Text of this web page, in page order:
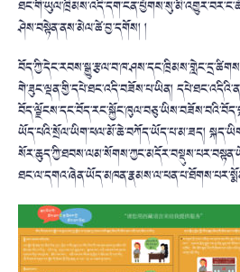
ཤེས་བསྟེན་ནས་མེལ་ཚེ་བྱ་དགོས། །
གེ་ཟུང་ལྡན་གྱི་དཔེ་ཐང་འདི་བཟོས་པ་ཡིན།
ཡོད་པའི་སྲོལ་ཡིག་ཕལ་མོ་ཆེ་བཀོད་ཡོད་པ་མ་ཟད།